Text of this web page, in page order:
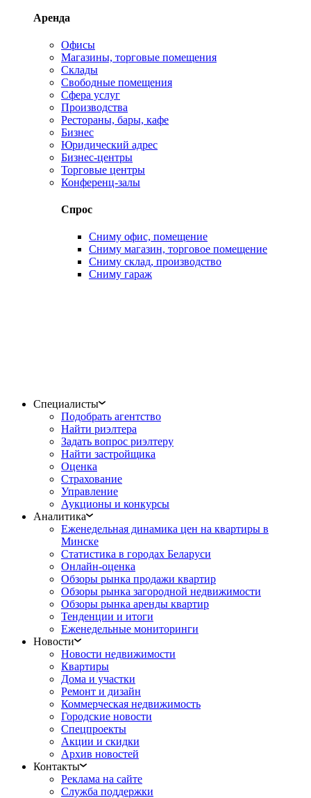
Аренда
Офисы
Магазины, торговые помещения
Склады
Свободные помещения
Сфера услуг
Производства
Рестораны, бары, кафе
Бизнес
Юридический адрес
Бизнес-центры
Торговые центры
Конференц-залы
Спрос
Сниму офис, помещение
Сниму магазин, торговое помещение
Сниму склад, производство
Сниму гараж
Специалисты
Подобрать агентство
Найти риэлтера
Задать вопрос риэлтеру
Найти застройщика
Оценка
Страхование
Управление
Аукционы и конкурсы
Аналитика
Еженедельная динамика цен на квартиры в
Минске
Статистика в городах Беларуси
Онлайн-оценка
Обзоры рынка продажи квартир
Обзоры рынка загородной недвижимости
Обзоры рынка аренды квартир
Тенденции и итоги
Еженедельные мониторинги
Новости
Новости недвижимости
Квартиры
Дома и участки
Ремонт и дизайн
Коммерческая недвижимость
Городские новости
Спецпроекты
Акции и скидки
Архив новостей
Контакты
Реклама на сайте
Служба поддержки